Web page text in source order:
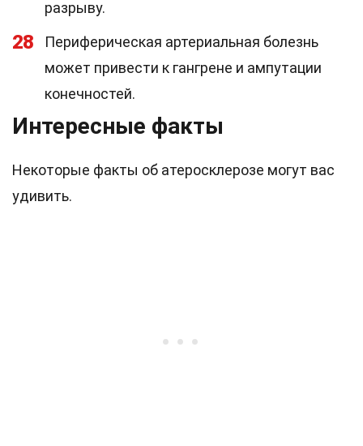
разрыву.
28
Периферическая артериальная болезнь
может привести к гангрене и ампутации
конечностей.
Интересные факты
Некоторые факты об атеросклерозе могут вас
удивить.